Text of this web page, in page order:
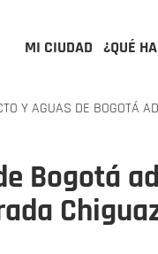
MI CIUDAD ¿QUÉ
Y AGUAS DE BOGOTÁ
Bogotá